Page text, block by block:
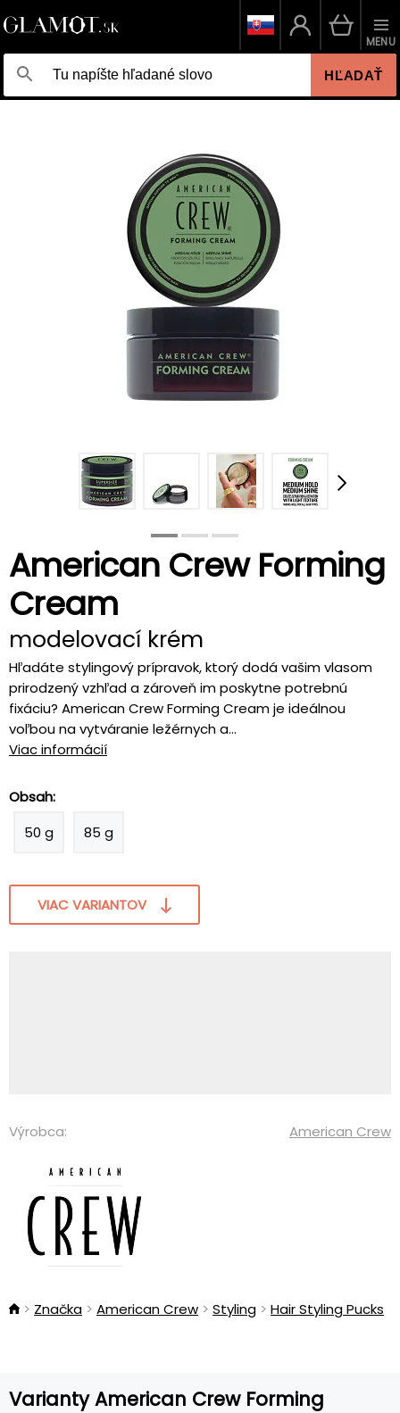
HĽADAŤ
MENU
American Crew Forming
Cream
modelovací krém
Hľadáte stylingový prípravok, ktorý dodá vašim vlasom
prirodzený vzhľad a zároveň im poskytne potrebnú
fixáciu? American Crew Forming Cream je ideálnou
voľbou na vytváranie ležérnych a...
Viac informácií
Obsah:
50 g
85 g
VIAC VARIANTOV
Výrobca: American Crew
Značka American Crew Styling Hair Styling Pucks
Varianty American Crew Forming